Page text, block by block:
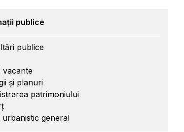
publice
publice
vacante
și planuri
patrimoniului
urbanistic general